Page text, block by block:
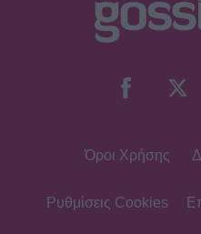
Όροι Χρήσης
Ρυθμίσεις Cookies